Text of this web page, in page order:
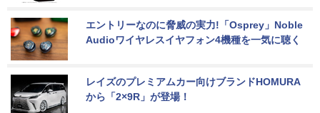
エントリーなのに脅威の実力!「Osprey」Noble
Audioワイヤレスイヤフォン4機種を一気に聴く
レイズのプレミアムカー向けブランドHOMURA
から「2×9R」が登場！